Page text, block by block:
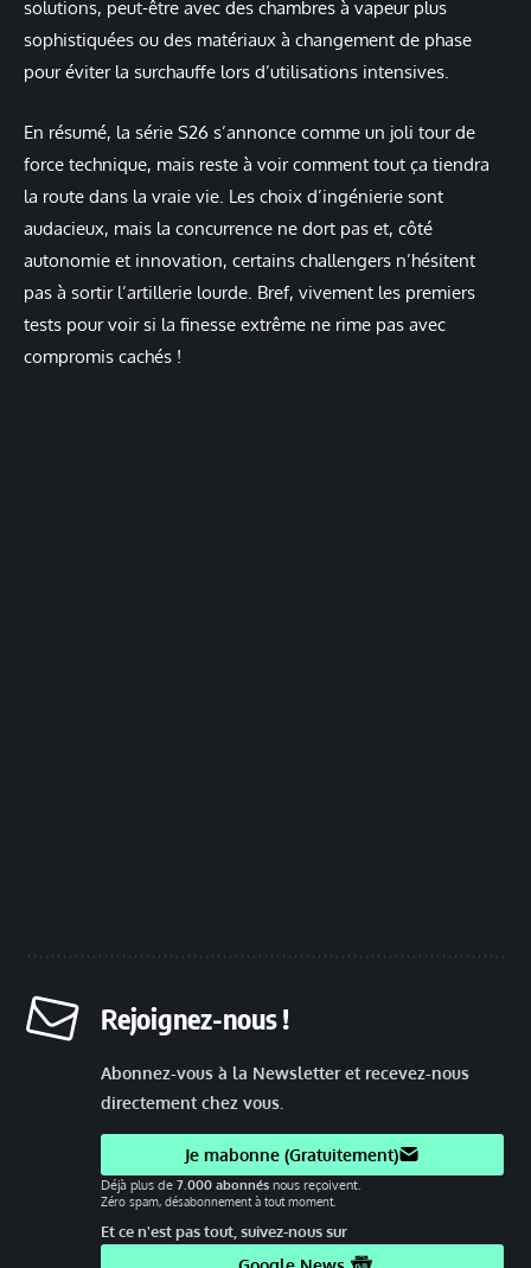
solutions, peut-être avec des chambres à vapeur plus
sophistiquées ou des matériaux à changement de phase
pour éviter la surchauffe lors d’utilisations intensives.
En résumé, la série S26 s’annonce comme un joli tour de
force technique, mais reste à voir comment tout ça tiendra
la route dans la vraie vie. Les choix d’ingénierie sont
audacieux, mais la concurrence ne dort pas et, côté
autonomie et innovation, certains challengers n’hésitent
pas à sortir l’artillerie lourde. Bref, vivement les premiers
tests pour voir si la finesse extrême ne rime pas avec
compromis cachés !
Rejoignez-nous !
Abonnez-vous à la Newsletter et recevez-nous
directement chez vous.
Je mabonne (Gratuitement)
Déjà plus de 7.000 abonnés nous reçoivent.
Zéro spam, désabonnement à tout moment.
Et ce n'est pas tout, suivez-nous sur